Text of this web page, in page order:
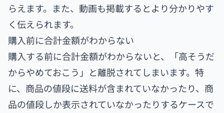
らえます。また、動画も掲載するとより分かりやす
く伝えられます。
購入前に合計金額がわからない
購入する前に合計金額がわからないと、「高そうだ
からやめておこう」と離脱されてしまいます。特
に、商品の値段に送料が含まれていなかったり、商
品の値段しか表示されていなかったりするケースで